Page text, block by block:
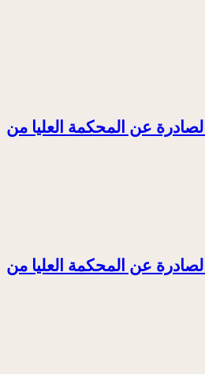
عن المحكمة العليا من
عن المحكمة العليا من